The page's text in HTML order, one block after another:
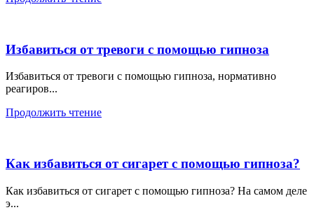
Избавиться от тревоги с помощью гипноза
Избавиться от тревоги с помощью гипноза, нормативно
реагиров...
Продолжить чтение
Как избавиться от сигарет с помощью гипноза?
Как избавиться от сигарет с помощью гипноза? На самом деле
э...